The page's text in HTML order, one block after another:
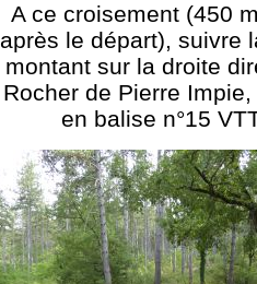
A ce croisement (450
après le départ), suivre
montant sur la droite
Rocher de Pierre
en balise n°15